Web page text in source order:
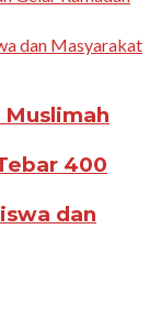
Muslimah
400
dan